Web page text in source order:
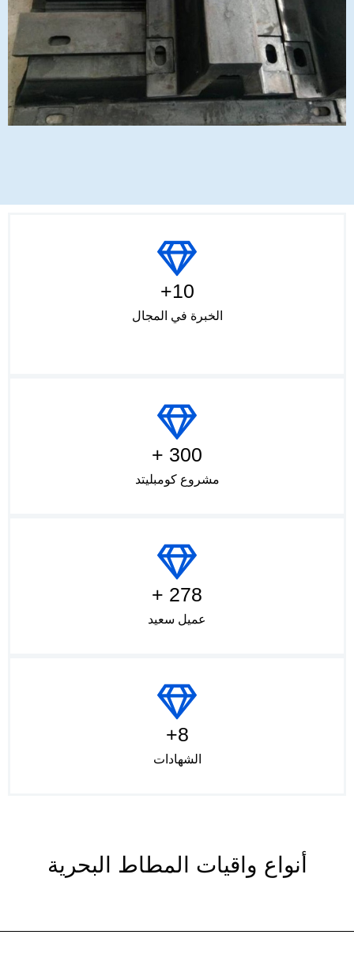
10+
الخبرة في المجال
300 +
مشروع كومبليتد
278 +
عميل سعيد
8+
الشهادات
أنواع واقيات المطاط البحرية